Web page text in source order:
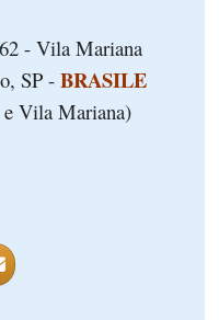
- Vila Mariana
SP - BRASILE
Vila Mariana)